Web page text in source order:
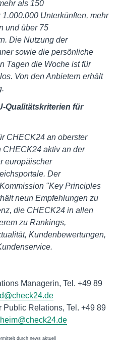
als 150
Unterkünften, mehr
und über 75
Die Nutzung der
sowie die persönliche
Tagen die Woche ist für
Von den Anbietern erhält
Qualitätskriterien für
CHECK24 an oberster
aktiv an der
europäischer
Der
"Key Principles
neun Empfehlungen zu
die CHECK24 in allen
zu Rankings,
Kundenbewertungen,
Managerin, Tel. +49 89
Relations, Tel. +49 89
durch news aktuell